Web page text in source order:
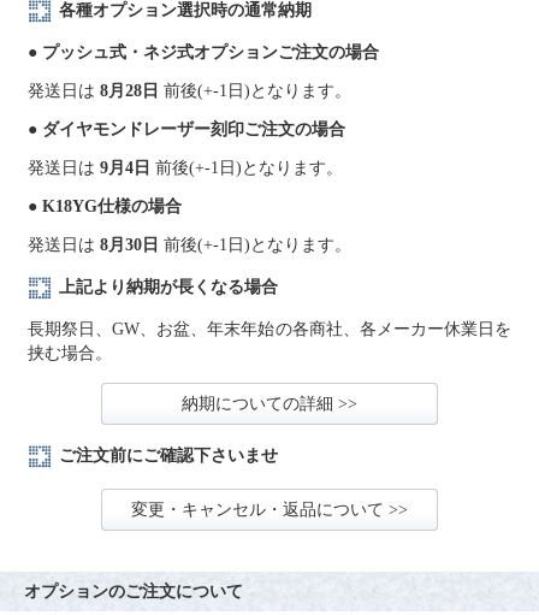
各種オプション選択時の通常納期
● プッシュ式・ネジ式オプションご注文の場合
発送日は 8月28日 前後(+-1日)となります。
● ダイヤモンドレーザー刻印ご注文の場合
発送日は 9月4日 前後(+-1日)となります。
● K18YG仕様の場合
発送日は 8月30日 前後(+-1日)となります。
上記より納期が長くなる場合
長期祭日、GW、お盆、年末年始の各商社、各メーカー休業日を
挟む場合。
納期についての詳細 >>
ご注文前にご確認下さいませ
変更・キャンセル・返品について >>
オプションのご注文について